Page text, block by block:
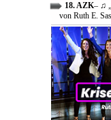
18. AZK– ♫
von Ruth E.